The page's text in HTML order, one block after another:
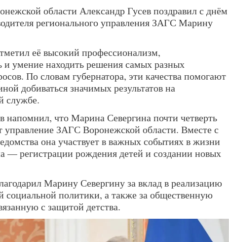
области Александр Гусев поздравил с днём
регионального управления ЗАГС Марину
её высокий профессионализм,
и умение находить решения самых разных
По словам губернатора, эти качества помогают
добиваться значимых результатов на
службе.
напомнил, что Марина Севергина почти четверть
управление ЗАГС Воронежской области. Вместе с
она участвует в важных событиях в жизни
— регистрации рождения детей и создании новых
Марину Севергину за вклад в реализацию
социальной политики, а также за общественную
с защитой детства.